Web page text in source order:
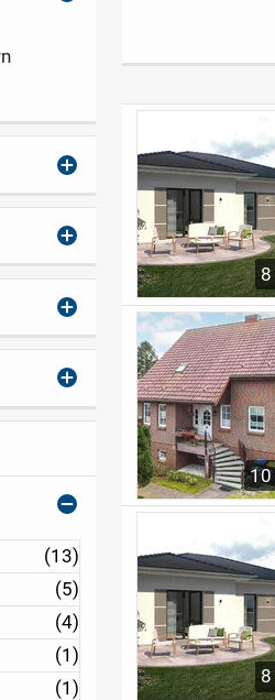
Wiesen, Wald
8
10
8
(13)
(5)
(4)
(1)
(1)